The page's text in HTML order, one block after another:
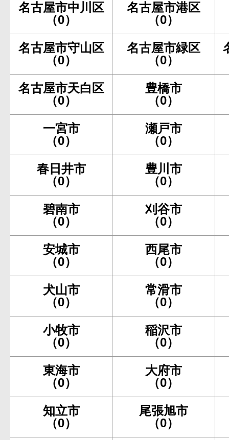
名古屋市中川区
（0）
名古屋市港区
（0）
名古屋市守山区
（0）
名古屋市緑区
（0）
名古屋市天白区
（0）
豊橋市
（0）
一宮市
（0）
瀬戸市
（0）
春日井市
（0）
豊川市
（0）
碧南市
（0）
刈谷市
（0）
安城市
（0）
西尾市
（0）
犬山市
（0）
常滑市
（0）
小牧市
（0）
稲沢市
（0）
東海市
（0）
大府市
（0）
知立市
（0）
尾張旭市
（0）